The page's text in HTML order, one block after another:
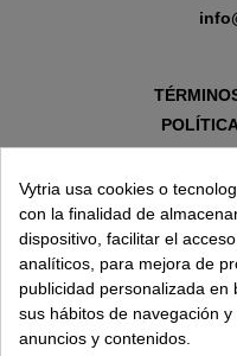
Vytria usa cookies o
con la finalidad de
dispositivo, facilitar el
analíticos, para mejora de
publicidad personalizada
sus hábitos de navegación
anuncios y contenidos.